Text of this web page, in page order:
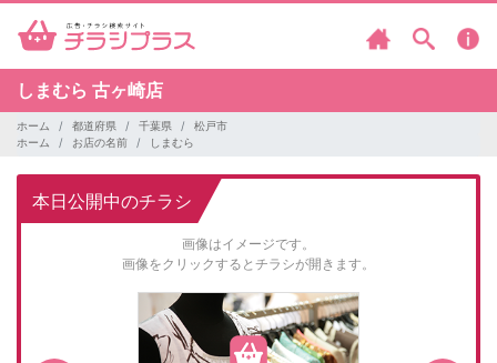
しまむら 古ヶ崎店
ホーム 都道府県 千葉県
松戸市
ホーム
お店の名前 しまむら
本日公開中のチラシ
画像はイメージです。
画像をクリックするとチラシが開きます。